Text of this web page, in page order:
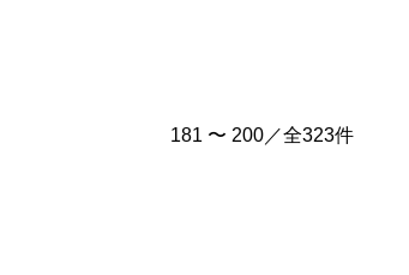
181 〜 200／全323件